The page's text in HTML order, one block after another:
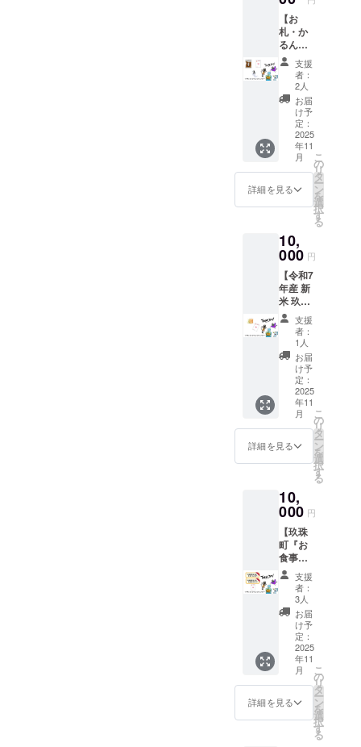
【お
札・か
るんと
うミニ1
個・お
礼のポ
スト
カー
ド】 イ
ベント
当日に
お化け
屋敷に
て使用
した実
行委員
りのお
札・お
礼のポ
スト
カー
ド・玖
珠町
で“くす
まちお
やつ研
究所”が
作って
いる
『タン
サンか
るんと
う』の
イズ1個
りいた
しま
す。
【食
品】 タ
ンサン
かるん
とう：
粗塩が
アクセ
ントの
かりん
とうで
す ・名
称：か
りんと
う ・重
支援
者：
2人
お届
け予
定：
2025
年11
月
詳細を見る
こ
の
リ
タ
ー
ン
を
選
択
す
る
10,
000 円
【令和7
年産 新
米 玖珠
盆地育
ち 米3
合×2袋
+お礼の
ポスト
カー
ド】 豊
かな自
然に囲
まれた
玖珠盆
地 で
育っ
和7年産
の新米3
合×2袋
とお礼
のポス
トカー
ドをお
届けし
ます。
昼夜の
寒暖差
と清ら
かな水
が育む
お米
は、つ
ややか
支援
者：
1人
お届
け予
定：
2025
年11
月
詳細を見る
こ
の
リ
タ
ー
ン
を
選
択
す
る
10,
000 円
【玖珠
町『お
食事
処 金
太郎』
食事券
2,000円
分＋お
礼のポ
スト
カー
ド】 お
食事券
2,000円
分
（1,000
支援
者：
3人
お届
け予
定：
2025
年11
月
詳細を見る
こ
の
リ
タ
ー
ン
を
選
択
す
る